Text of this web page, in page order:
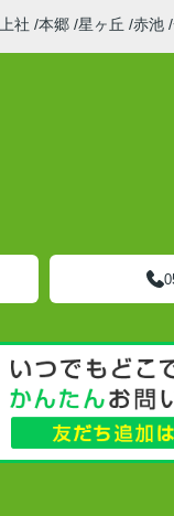
上社 本郷 星ヶ丘 赤池